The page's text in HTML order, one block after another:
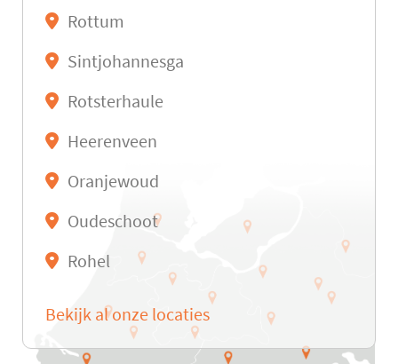
Rottum
Sintjohannesga
Rotsterhaule
Heerenveen
Oranjewoud
Oudeschoot
Rohel
Bekijk al onze locaties